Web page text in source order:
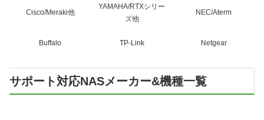
Cisco/Meraki他
YAMAHA/RTXシリー
ズ他
NEC/Aterm
Buffalo TP-Link Netgear
サポート対応NASメーカー&機種一覧